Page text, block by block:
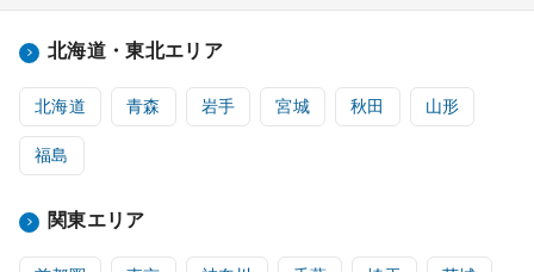
北海道・東北エリア
北海道 青森 岩手 宮城 秋田 山形
福島
関東エリア